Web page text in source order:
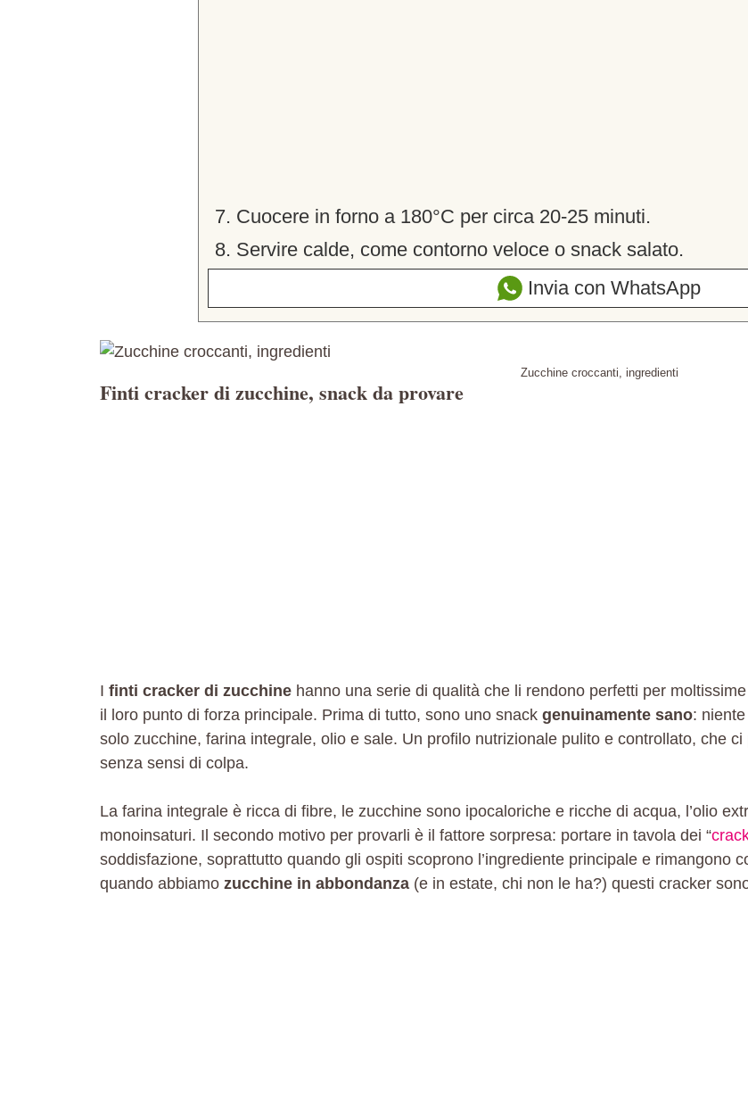
Cuocere in forno a 180°C per circa 20-25 minuti.
Servire calde, come contorno veloce o snack salato.
Invia con WhatsApp
Zucchine croccanti, ingredienti
Finti cracker di zucchine, snack da provare
I finti cracker di zucchine hanno una serie di qualità che li rendono perfetti per
il loro punto di forza principale. Prima di tutto, sono uno snack genuinamente sano:
solo zucchine, farina integrale, olio e sale. Un profilo nutrizionale pulito e controllato, che
senza sensi di colpa.
La farina integrale è ricca di fibre, le zucchine sono ipocaloriche e ricche di acqua, l’olio
monoinsaturi. Il secondo motivo per provarli è il fattore sorpresa: portare in tavola dei “
soddisfazione, soprattutto quando gli ospiti scoprono l’ingrediente principale e rimangono
quando abbiamo zucchine in abbondanza (e in estate, chi non le ha?) questi cracker